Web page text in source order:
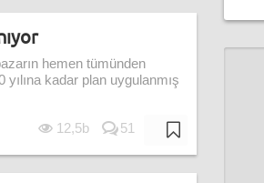
hemen tümünden
kadar plan uygulanmış
12,5b 51